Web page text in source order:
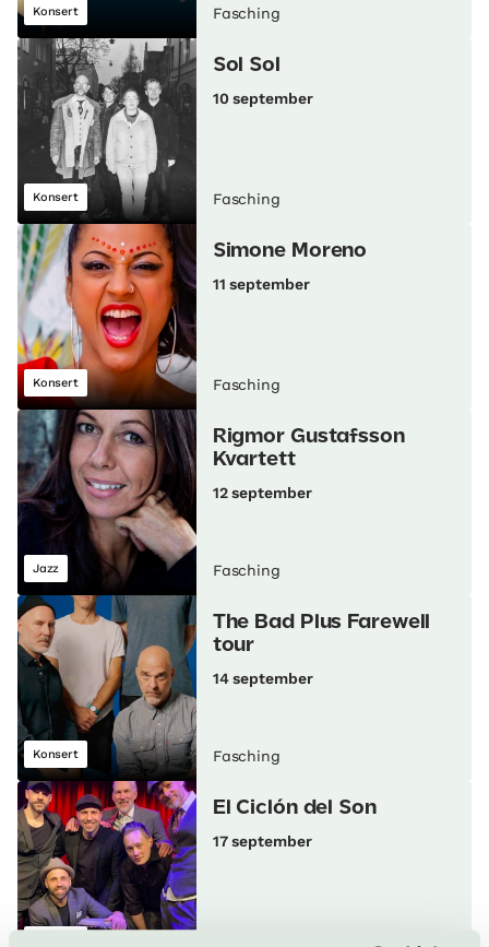
Konsert Fasching
Konsert
Sol Sol
10 september
Fasching
Konsert
Simone Moreno
11 september
Fasching
Jazz
Rigmor Gustafsson
Kvartett
12 september
Fasching
Konsert
The Bad Plus Farewell
tour
14 september
Fasching
El Ciclón del Son
17 september